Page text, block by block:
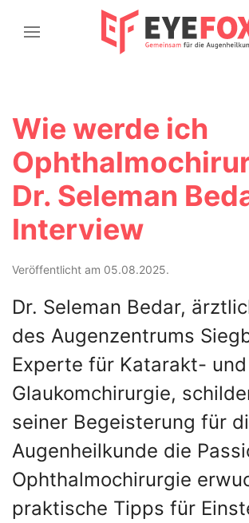
Wie werde ich
Dr. Seleman
Interview
Veröffentlicht am 05.08.2025.
Dr. Seleman Bedar,
des Augenzentrums
Experte für Katarakt- und
Glaukomchirurgie,
seiner Begeisterung für
Augenheilkunde die
Ophthalmochirurgie
praktische Tipps für